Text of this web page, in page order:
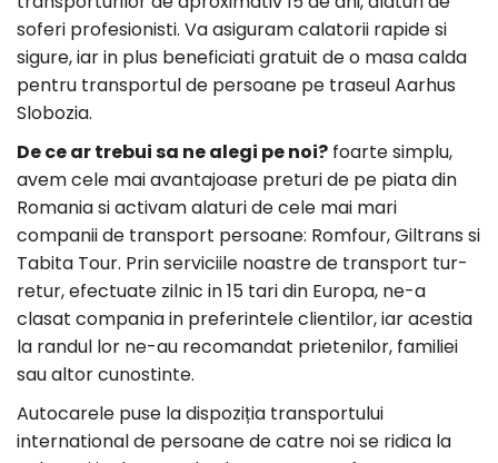
soferi profesionisti. Va asiguram calatorii rapide si
sigure, iar in plus beneficiati gratuit de o masa calda
pentru transportul de persoane pe traseul Aarhus
Slobozia.
De ce ar trebui sa ne alegi pe noi? foarte simplu,
avem cele mai avantajoase preturi de pe piata din
Romania si activam alaturi de cele mai mari
companii de transport persoane: Romfour, Giltrans si
Tabita Tour. Prin serviciile noastre de transport tur-
retur, efectuate zilnic in 15 tari din Europa, ne-a
clasat compania in preferintele clientilor, iar acestia
la randul lor ne-au recomandat prietenilor, familiei
sau altor cunostinte.
Autocarele puse la dispoziția transportului
international de persoane de catre noi se ridica la